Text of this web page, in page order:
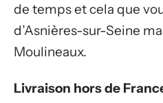
de temps et cela que
d’Asnières-sur-Seine
Moulineaux.
Livraison hors de